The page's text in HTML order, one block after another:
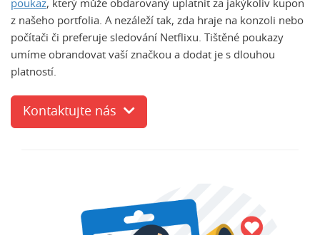
poukaz, který může obdarovaný uplatnit za jakýkoliv kupon
z našeho portfolia. A nezáleží tak, zda hraje na konzoli nebo
počítači či preferuje sledování Netflixu. Tištěné poukazy
umíme obrandovat vaší značkou a dodat je s dlouhou
platností.
Kontaktujte nás